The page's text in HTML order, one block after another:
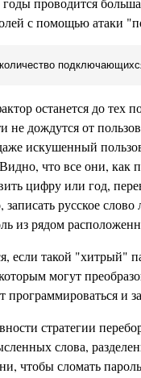
с помощью атаки
останется до тех
не дождутся от
искушенный
что все они, как
цифру или год,
русское
из рядом
если такой "хитрый"
могут
программироваться и
стратегии
слова,
чтобы сломать